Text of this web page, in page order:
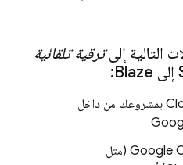
التالية إلىترقية تلقائية
بمشروعك من داخل
Google (مثل